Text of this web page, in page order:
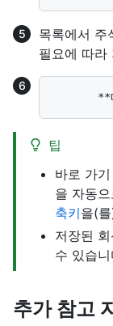
목록에서 주
필요에 따라
팁
바로 가
을 자동
축키을(
저장된
수 있습니
추가 참고